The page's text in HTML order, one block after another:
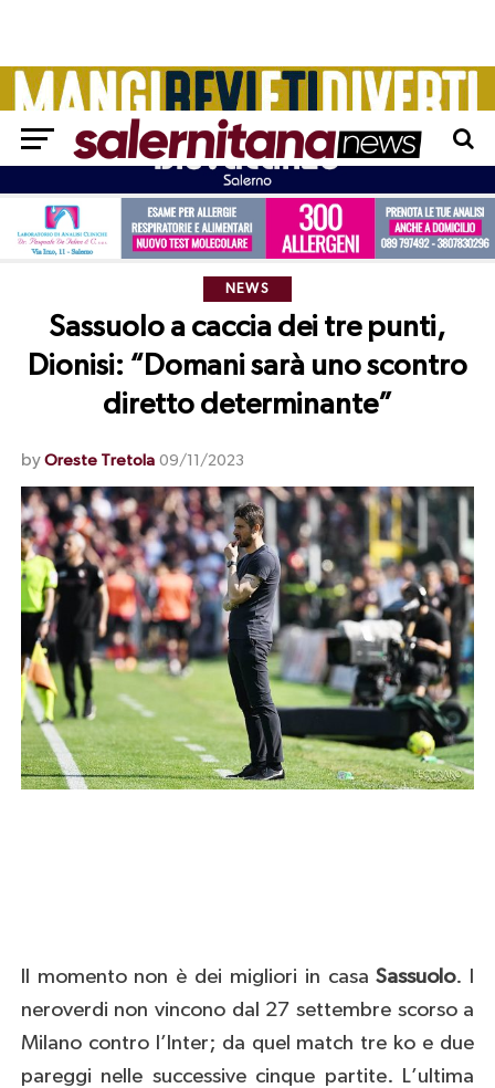
NEWS
Sassuolo a caccia dei tre punti,
Dionisi: “Domani sarà uno scontro
diretto determinante”
by Oreste Tretola 09/11/2023
Il momento non è dei migliori in casaSassuolo. I
neroverdi non vincono dal 27 settembre scorso a
Milano contro l’Inter; da quel match tre ko e due
pareggi nelle successive cinque partite. L’ultima